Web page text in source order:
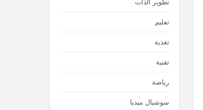
تعليم
تغذية
تقنية
رياضة
سوشيال ميديا